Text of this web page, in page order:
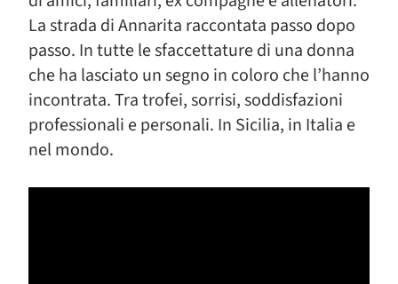
La strada di Annarita raccontata passo dopo
passo. In tutte le sfaccettature di una donna
che ha lasciato un segno in coloro che l’hanno
incontrata. Tra trofei, sorrisi, soddisfazioni
professionali e personali. In Sicilia, in Italia e
nel mondo.